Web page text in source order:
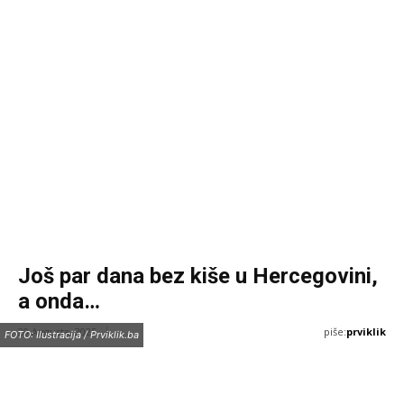
Još par dana bez kiše u Hercegovini,
a onda…
20 Augusta, 2025 piše:prviklik
FOTO: Ilustracija / Prviklik.ba